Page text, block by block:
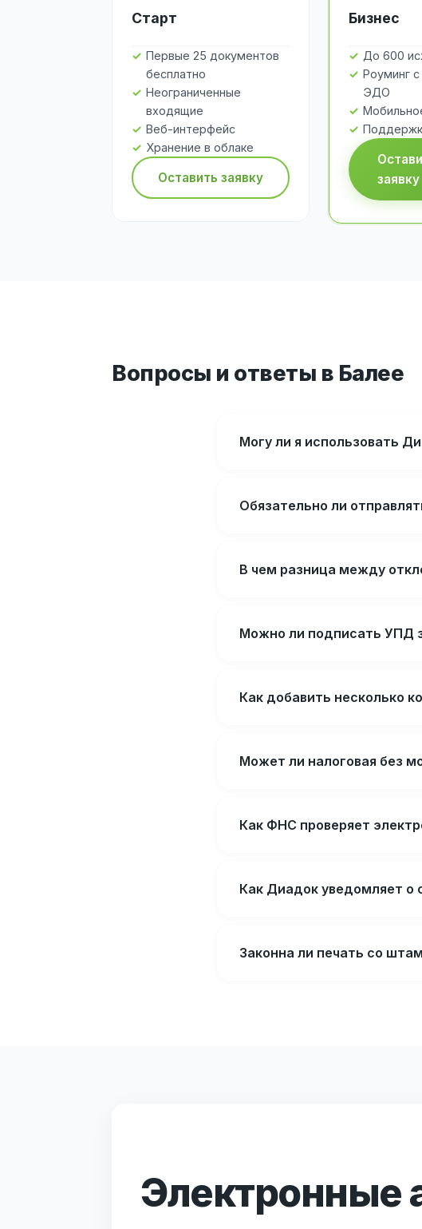
Старт
Первые 25 документов
бесплатно
Неограниченные
входящие
Веб-интерфейс
Хранение в облаке
Оставить заявку
Бизнес
До 600
Роуминг
ЭДО
заявку
Вопросы и ответы в Балее
Могу ли я использовать
Обязательно ли
В чем разница между
Можно ли подписать УПД
Как добавить несколько
Может ли налоговая без
Как ФНС проверяет
Как Диадок уведомляет о
Законна ли печать со
Электронные